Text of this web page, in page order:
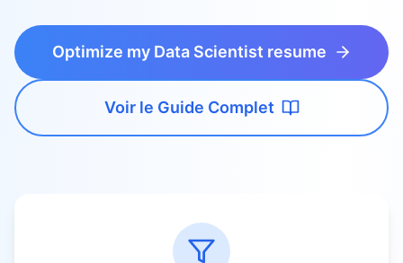
Optimize my Data Scientist resume
Voir le Guide Complet